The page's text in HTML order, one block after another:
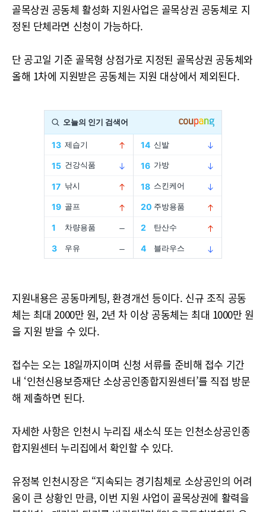
골목상권 공동체 활성화 지원사업은 골목상권 공동체로 지
정된 단체라면 신청이 가능하다.
단 공고일 기준 골목형 상점가로 지정된 골목상권 공동체와
올해 1차에 지원받은 공동체는 지원 대상에서 제외된다.
지원내용은 공동마케팅, 환경개선 등이다. 신규 조직 공동
체는 최대 2000만 원, 2년 차 이상 공동체는 최대 1000만 원
을 지원 받을 수 있다.
접수는 오는 18일까지이며 신청 서류를 준비해 접수 기간
내 ‘인천신용보증재단 소상공인종합지원센터’를 직접 방문
해 제출하면 된다.
자세한 사항은 인천시 누리집 새소식 또는 인천소상공인종
합지원센터 누리집에서 확인할 수 있다.
유정복 인천시장은 “지속되는 경기침체로 소상공인의 어려
움이 큰 상황인 만큼, 이번 지원 사업이 골목상권에 활력을